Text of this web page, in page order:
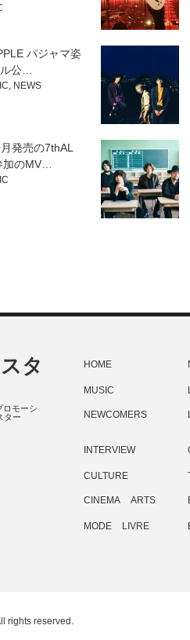
パジャマ姿
公…
, NEWS
発売の7thAL
加のMV…
HOME
MUSIC
NEWCOMERS
INTERVIEW
CULTURE
CINEMA ARTS
MODE LIVRE
タ
ロモーシ
ター
rights reserved.